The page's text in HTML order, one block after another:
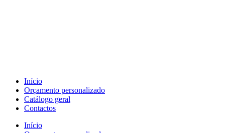
Início
Orçamento personalizado
Catálogo geral
Contactos
Início